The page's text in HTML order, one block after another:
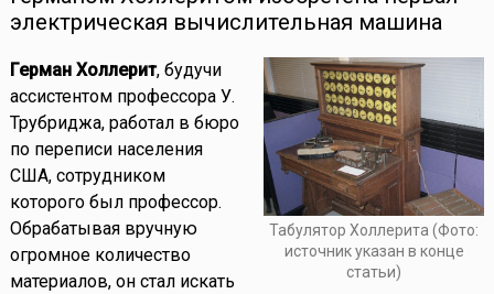
электрическая вычислительная машина
Табулятор Холлерита (Фото:
источник указан в конце
статьи)
Герман Холлерит, будучи
ассистентом профессора У.
Трубриджа, работал в бюро
по переписи населения
США, сотрудником
которого был профессор.
Обрабатывая вручную
огромное количество
материалов, он стал искать